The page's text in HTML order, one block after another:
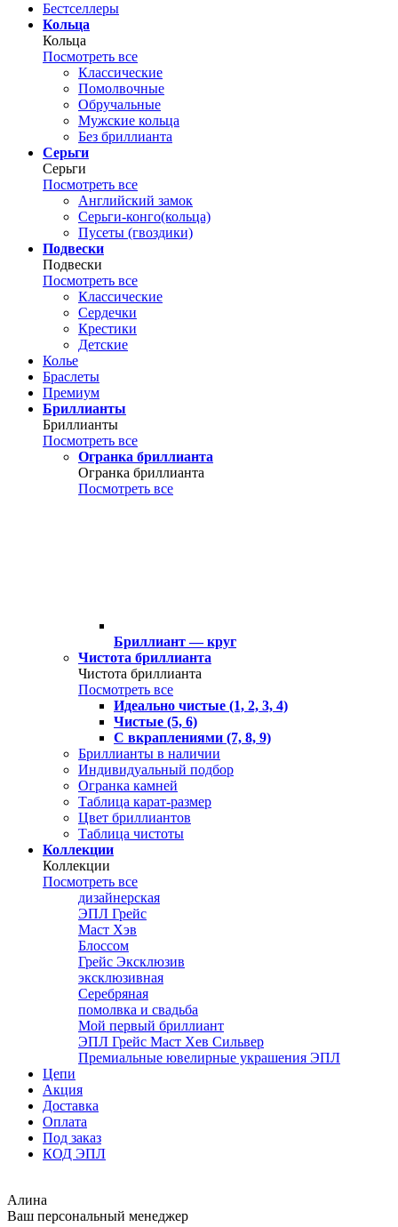
Бестселлеры
Кольца
Кольца
Посмотреть все
Классические
Помолвочные
Обручальные
Мужские кольца
Без бриллианта
Серьги
Серьги
Посмотреть все
Английский замок
Серьги-конго(кольца)
Пусеты (гвоздики)
Подвески
Подвески
Посмотреть все
Классические
Сердечки
Крестики
Детские
Колье
Браслеты
Премиум
Бриллианты
Бриллианты
Посмотреть все
Огранка бриллианта
Огранка бриллианта
Посмотреть все
Бриллиант — круг
Чистота бриллианта
Чистота бриллианта
Посмотреть все
Идеально чистые (1, 2, 3, 4)
Чистые (5, 6)
С вкраплениями (7, 8, 9)
Бриллианты в наличии
Индивидуальный подбор
Огранка камней
Таблица карат-размер
Цвет бриллиантов
Таблица чистоты
Коллекции
Коллекции
Посмотреть все
дизайнерская
ЭПЛ Грейс
Маст Хэв
Блоссом
Грейс Эксклюзив
эксклюзивная
Серебряная
помолвка и свадьба
Мой первый бриллиант
ЭПЛ Грейс Маст Хев Сильвер
Премиальные ювелирные украшения ЭПЛ
Цепи
Акция
Доставка
Оплата
Под заказ
КОД ЭПЛ
Алина
Ваш персональный менеджер